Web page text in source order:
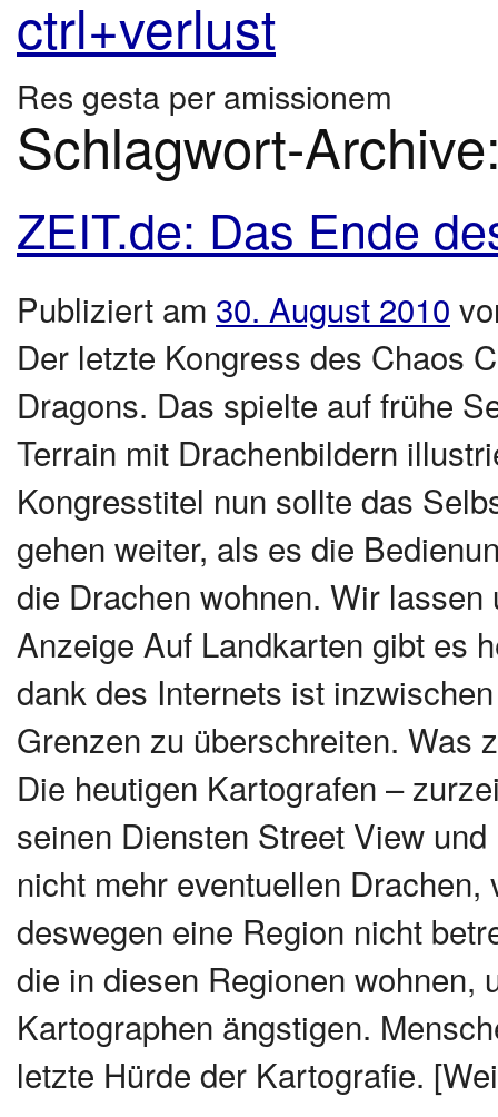
ctrl+verlust
Res gesta per amissionem
Schlagwort-
ZEIT.de: Das Ende
Publiziert am 30. August 2010
Der letzte Kongress des Chaos
Dragons. Das spielte auf frühe
Terrain mit Drachenbildern
Kongresstitel nun sollte das
gehen weiter, als es die
die Drachen wohnen. Wir
Anzeige Auf Landkarten gibt es
dank des Internets ist
Grenzen zu überschreiten. Was
Die heutigen Kartografen –
seinen Diensten Street View
nicht mehr eventuellen
deswegen eine Region nicht
die in diesen Regionen wohnen,
Kartographen ängstigen.
letzte Hürde der Kartografie.